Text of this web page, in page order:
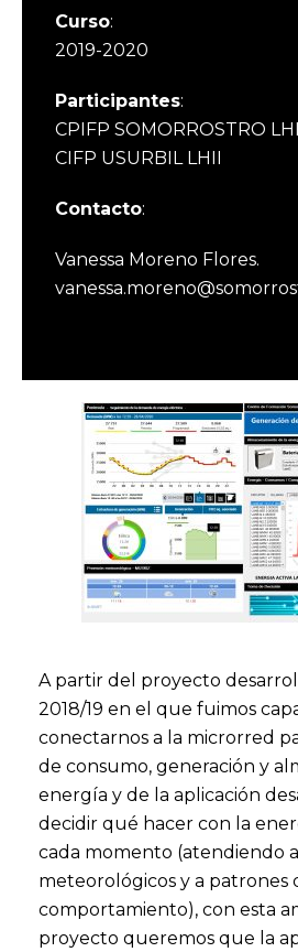
Curso:
2019-2020
Participantes:
CPIFP SOMORROSTRO
CIFP USURBIL LHII
Contacto:
Vanessa Moreno Flores.
A partir del proyecto
2018/19 en el que fuimos
conectarnos a la microrred
de consumo, generación y
energía y de la aplicación
decidir qué hacer con la
cada momento (atendiendo
meteorológicos y a patrones
comportamiento), con esta
proyecto queremos que la